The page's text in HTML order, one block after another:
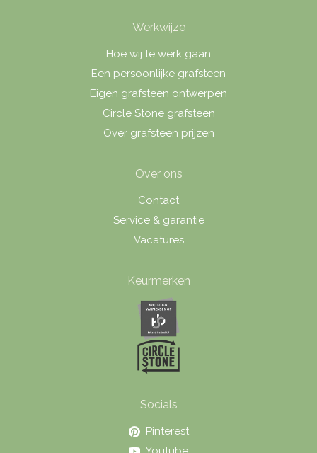
Werkwijze
Hoe wij te werk gaan
Een persoonlijke grafsteen
Eigen grafsteen ontwerpen
Circle Stone grafsteen
Over grafsteen prijzen
Over ons
Contact
Service & garantie
Vacatures
Keurmerken
Socials
Pinterest